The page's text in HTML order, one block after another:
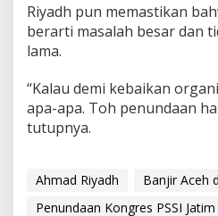
Riyadh pun memastikan
berarti masalah besar dan
lama.
“Kalau demi kebaikan
apa-apa. Toh penundaan
tutupnya.
Ahmad Riyadh
Banjir Aceh
Penundaan Kongres PSSI Jatim